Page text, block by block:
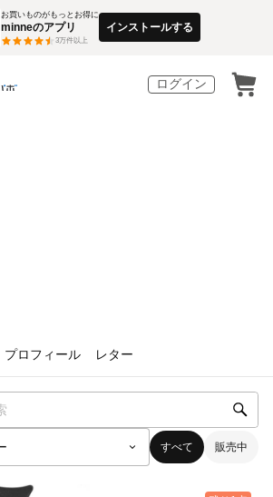
お買いものがもっとお得に
minneのアプリ
3万件以上
インストールする
ログイン
プロフィール レター
すべて 販売中